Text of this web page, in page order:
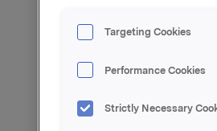
Ny
Bente Brevik etterfølger
Bente Brevik er utdannet
Targeting Cookies
Performance Cookies
Strictly Necessary